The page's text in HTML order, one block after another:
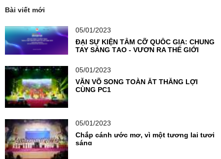
Bài viết mới
05/01/2023
ĐẠI SỰ KIỆN TẦM CỠ QUỐC GIA: CHUNG
TAY SÁNG TẠO - VƯƠN RA THẾ GIỚI
05/01/2023
VĂN VÕ SONG TOÀN ẮT THẮNG LỢI
CÙNG PC1
05/01/2023
Chắp cánh ước mơ, vì một tương lai tươi
sáng